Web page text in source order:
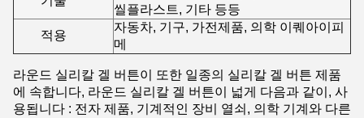
씰플라스트, 기타 등등
적용
자동차, 기구, 가전제품, 의학 이퀘아이피
메
라운드 실리칼 겔 버튼이 또한 일종의 실리칼 겔 버튼 제품
에 속합니다, 라운드 실리칼 겔 버튼이 넓게 다음과 같이, 사
용됩니다 : 전자 제품, 기계적인 장비 열쇠, 의학 기계와 다른